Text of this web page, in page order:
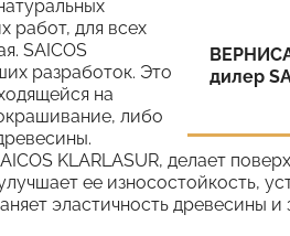
дилер
работ, для всех
SAICOS
разработок. Это
на
либо
KLARLASUR, делает
ее износостойкость,
эластичность древесины